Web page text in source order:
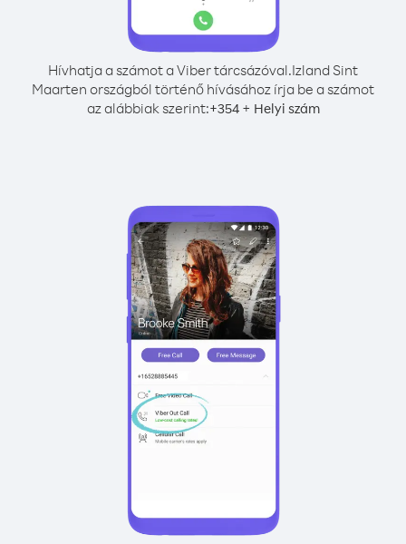
Hívhatja a számot a Viber tárcsázóval.Izland Sint
Maarten országból történő hívásához írja be a számot
az alábbiak szerint:+354+ Helyi szám